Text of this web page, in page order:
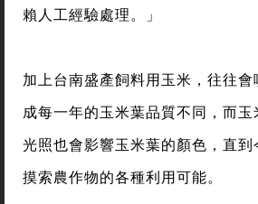
賴人工經驗處理。」
加上台南盛產飼料用玉米，往往
成每一年的玉米葉品質不同，而玉
光照也會影響玉米葉的顏色，直
摸索農作物的各種利用可能。